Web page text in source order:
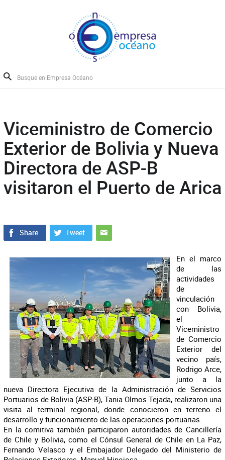
Viceministro de Comercio
Exterior de Bolivia y Nueva
Directora de ASP-B
visitaron el Puerto de Arica
En el marco
de las
actividades
de
vinculación
con Bolivia,
el
Viceministro
de Comercio
Exterior del
vecino país,
Rodrigo Arce,
junto a la
nueva Directora Ejecutiva de la Administración de Servicios
Portuarios de Bolivia (ASP-B), Tania Olmos Tejada, realizaron una
visita al terminal regional, donde conocieron en terreno el
desarrollo y funcionamiento de las operaciones portuarias.
En la comitiva también participaron autoridades de Cancillería
de Chile y Bolivia, como el Cónsul General de Chile en La Paz,
Fernando Velasco y el Embajador Delegado del Ministerio de